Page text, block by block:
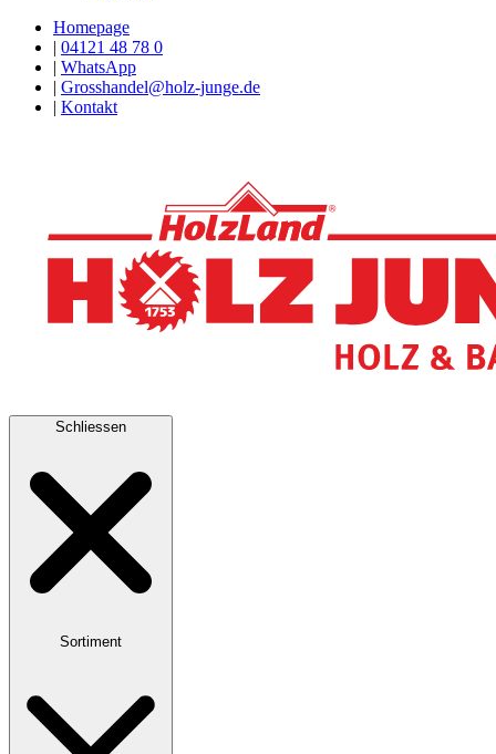
Homepage
| 04121 48 78 0
| WhatsApp
| Grosshandel@holz-junge.de
| Kontakt
Schliessen
Sortiment